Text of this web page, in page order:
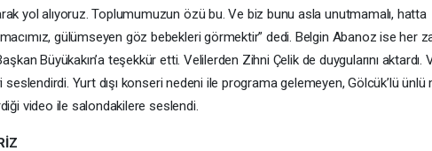
yol alıyoruz. Toplumumuzun özü bu. Ve biz bunu asla unutmamalı, hatta
gülümseyen göz bebekleri görmektir” dedi. Belgin Abanoz ise her
Büyükakın’a teşekkür etti. Velilerden Zihni Çelik de duygularını aktardı.
seslendirdi. Yurt dışı konseri nedeni ile programa gelemeyen, Gölcük’lü ünlü
video ile salondakilere seslendi.